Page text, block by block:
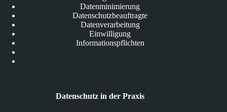
Datenminimierung
Datenschutzbeauftragte
Datenverarbeitung
Einwilligung
Informationspflichten
Datenschutz in der Praxis